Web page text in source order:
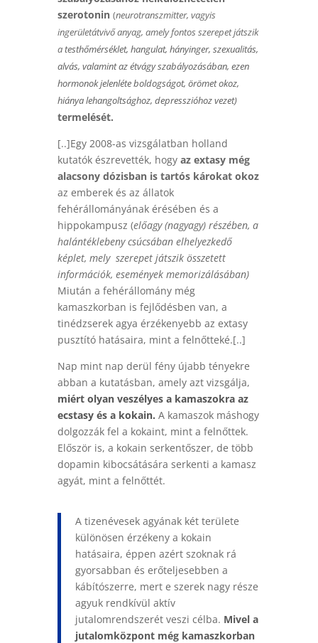
szerotonin (neurotranszmitter, vagyis
ingerületátvivő anyag, amelyfontos szerepet játszik
atesthőmérséklet, hangulat, hányinger, szexualitás,
alvás, valamint azétvágyszabályozásában, ezen
hormonok jelenléte boldogságot, örömet okoz,
hiánya lehangoltsághoz, depresszióhoz vezet)
termelését.
[..]Egy 2008-as vizsgálatban holland
kutatók észrevették, hogy az extasy még
alacsony dózisban is tartós károkat okoz
az emberek és az állatok
fehérállományának érésében és a
hippokampusz (előagy (nagyagy) részében, a
halántéklebeny csúcsában elhelyezkedő
képlet, mely szerepet játszik összetett
információk, események memorizálásában)
Miután a fehérállomány még
kamaszkorban is fejlődésben van, a
tinédzserek agya érzékenyebb az extasy
pusztító hatásaira, mint a felnőtteké.[..]
Nap mint nap derül fény újabb tényekre
abban a kutatásban, amely azt vizsgálja,
miért olyan veszélyes a kamaszokra az
ecstasy és a kokain. A kamaszok máshogy
dolgozzák fel a kokaint, mint a felnőttek.
Először is, a kokain serkentőszer, de több
dopamin kibocsátására serkenti a kamasz
agyát, mint a felnőttét.
A tizenévesek agyának két területe
különösen érzékeny a kokain
hatásaira, éppen azért szoknak rá
gyorsabban és erőteljesebben a
kábítószerre, mert e szerek nagy része
agyuk rendkívül aktív
jutalomrendszerét veszi célba. Mivel a
jutalomközpont még kamaszkorban